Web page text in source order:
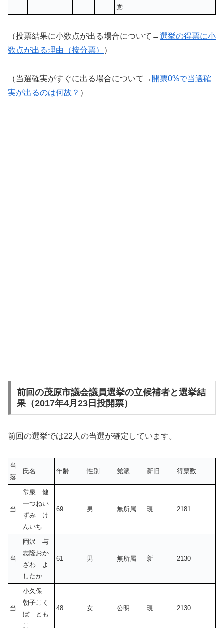
党
（投票結果に小数点が出る場合について→選挙の得票に小
数点が出る理由（按分票）
）
（当選確実がすぐに出る場合について→ 開票0%で当選確
実が出るのは何故？ ）
前回の茂原市議会議員選挙の立候補者と選挙結
果（2017年4月23日投開票）
前回の選挙では22人の当選が確定しています。
当
落
氏名 年齢 性別 党派 新旧 得票数
当
常泉 健
一つねい
ずみ け
んいち
69 男 無所属 現 2181
当
岡沢 与
志隆おか
ざわ よ
したか
61 男 無所属 新 2130
当
小久保
朝子こく
ぼ とも
こ
48 女 公明 現 2130